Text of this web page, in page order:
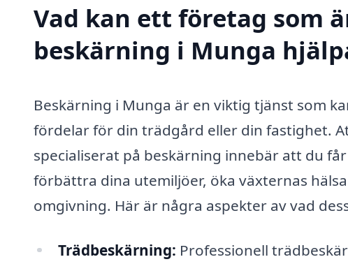
Vad kan ett företag som
beskärning i Munga
Beskärning i Munga är en viktig tjänst som
fördelar för din trädgård eller din fastighet.
specialiserat på beskärning innebär att du
förbättra dina utemiljöer, öka växternas
omgivning. Här är några aspekter av vad
Trädbeskärning: Professionell